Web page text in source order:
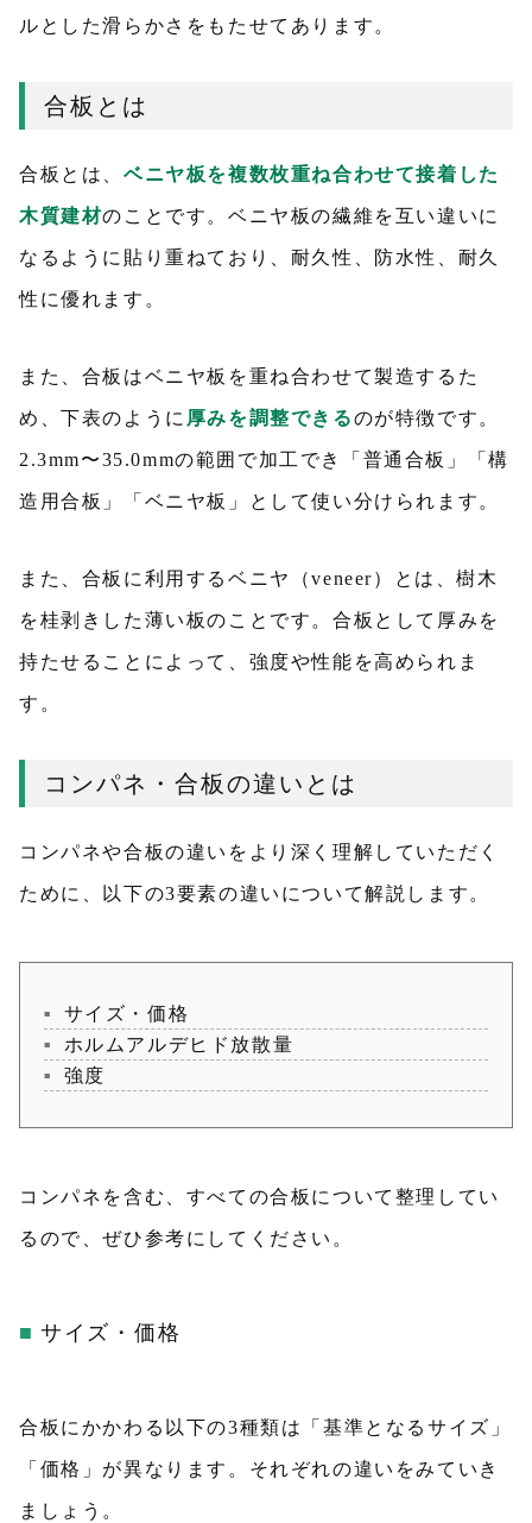
ルとした滑らかさをもたせてあります。
合板とは
合板とは、 ベニヤ板を複数枚重ね合わせて接着した
木質建材のことです。ベニヤ板の繊維を互い違いに
なるように貼り重ねており、耐久性、防水性、耐久
性に優れます。
また、合板はベニヤ板を重ね合わせて製造するた
め、下表のように 厚みを調整できるのが特徴です。
2.3mm〜35.0mmの範囲で加工でき「普通合板」「構
造用合板」「ベニヤ板」として使い分けられます。
また、合板に利用するベニヤ（veneer）とは、樹木
を桂剥きした薄い板のことです。合板として厚みを
持たせることによって、強度や性能を高められま
す。
コンパネ・合板の違いとは
コンパネや合板の違いをより深く理解していただく
ために、以下の3要素の違いについて解説します。
サイズ・価格
ホルムアルデヒド放散量
強度
コンパネを含む、すべての合板について整理してい
るので、ぜひ参考にしてください。
サイズ・価格
合板にかかわる以下の3種類は「基準となるサイズ」
「価格」が異なります。それぞれの違いをみていき
ましょう。